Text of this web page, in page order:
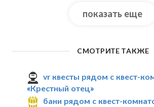
показать еще
СМОТРИТЕ ТАКЖЕ
vr квесты рядом с квест-
«Крестный отец»
бани рядом с квест-